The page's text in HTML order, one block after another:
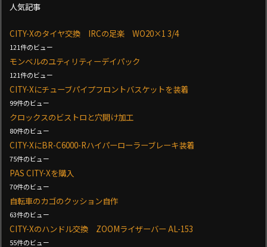
人気記事
CITY-Xのタイヤ交換 IRCの足楽 WO20×1 3/4
121件のビュー
モンベルのユティリティーデイパック
121件のビュー
CITY-Xにチューブパイプフロントバスケットを装着
99件のビュー
クロックスのビストロと穴開け加工
80件のビュー
CITY-XにBR-C6000-Rハイパーローラーブレーキ装着
75件のビュー
PAS CITY-Xを購入
70件のビュー
自転車のカゴのクッション自作
63件のビュー
CITY-Xのハンドル交換 ZOOMライザーバー AL-153
55件のビュー